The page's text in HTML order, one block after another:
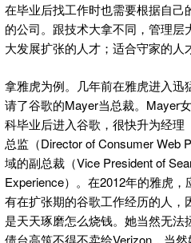
在毕业后找工作时也需要根据自己
的公司。跟技术大拿不同，管理层
大发展扩张的人才；适合守家的人
拿雅虎为例。几年前在雅虎进入迅
请了谷歌的Mayer当总裁。Mayer
科毕业后进入谷歌，很快升为经理
总监（Director of Consumer Web
域的副总裁（Vice President of
Experience）。在2012年的雅虎，
有在扩张期的谷歌工作经历的人
是天天琢磨怎么烧钱。她当然无法
债台高筑不得不卖给Verizon，当